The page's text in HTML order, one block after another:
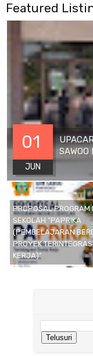
Featured
SAWOO
01
JUN
PROPOSAL PROGRAM
SEKOLAH "PAPRIKA
(PEMBELAJARAN
PROYEK
KERJA)"